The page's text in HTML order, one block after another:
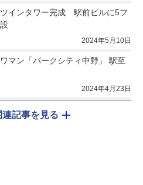
インタワー完成　駅前ビルに5フ
2024年5月10日
マン「パークシティ中野」 駅至
2024年4月23日
連記事を見る